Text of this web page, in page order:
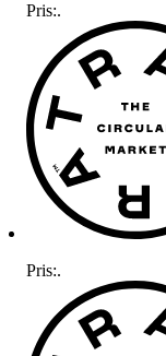
Pris:.
Pris:.